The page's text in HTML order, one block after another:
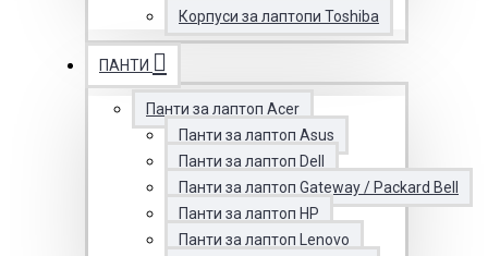
Корпуси за лаптопи Toshiba
ПАНТИ
Панти за лаптоп Acer
Панти за лаптоп Asus
Панти за лаптоп Dell
Панти за лаптоп Gateway / Packard Bell
Панти за лаптоп HP
Панти за лаптоп Lenovo